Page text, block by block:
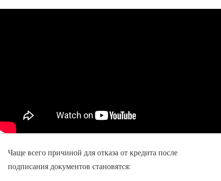
Чаще всего причиной для отказа от кредита после
подписания документов становятся: